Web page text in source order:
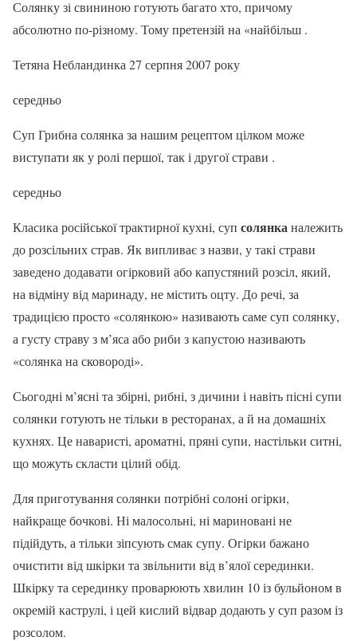
Солянку зі свининою готують багато хто, причому
абсолютно по-різному. Тому претензій на «найбільш .
Тетяна Небландинка 27 серпня 2007 року
середньо
Суп Грибна солянка за нашим рецептом цілком може
виступати як у ролі першої, так і другої страви .
середньо
Класика російської трактирної кухні, суп солянканалежить
до розсільних страв. Як випливає з назви, у такі страви
заведено додавати огірковий або капустяний розсіл, який,
на відміну від маринаду, не містить оцту. До речі, за
традицією просто «солянкою» називають саме суп солянку,
а густу страву з м’яса або риби з капустою називають
«солянка на сковороді».
Сьогодні м’ясні та збірні, рибні, з дичини і навіть пісні супи
солянки готують не тільки в ресторанах, а й на домашніх
кухнях. Це наваристі, ароматні, пряні супи, настільки ситні,
що можуть скласти цілий обід.
Для приготування солянки потрібні солоні огірки,
найкраще бочкові. Ні малосольні, ні мариновані не
підійдуть, а тільки зіпсують смак супу. Огірки бажано
очистити від шкірки та звільнити від в’ялої серединки.
Шкірку та серединку проварюють хвилин 10 із бульйоном в
окремій каструлі, і цей кислий відвар додають у суп разом із
розсолом.